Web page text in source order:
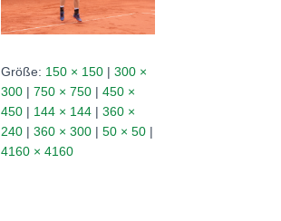
Größe: 150 × 150 | 300 ×
300 | 750 × 750 | 450 ×
450 | 144 × 144 | 360 ×
240 | 360 × 300 | 50 × 50 |
4160 × 4160